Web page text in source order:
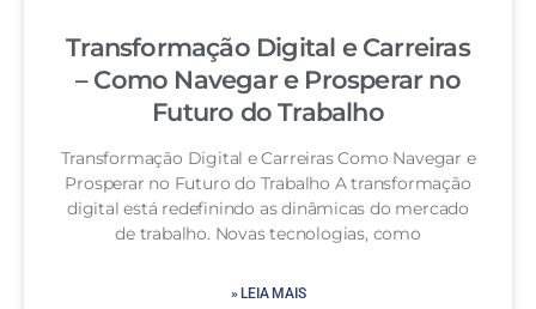
Transformação Digital e Carreiras
– Como Navegar e Prosperar no
Futuro do Trabalho
Transformação Digital e Carreiras Como Navegar e
Prosperar no Futuro do Trabalho A transformação
digital está redefinindo as dinâmicas do mercado
de trabalho. Novas tecnologias, como
» LEIA MAIS